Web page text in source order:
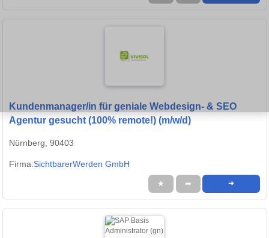
Kundenmanager/in für geniale Webdesign- & SEO
Agentur gesucht (100% remote!) (m/w/d)
Nürnberg, 90403
Firma:SichtbarerWerden GmbH
★ ➦ ➜